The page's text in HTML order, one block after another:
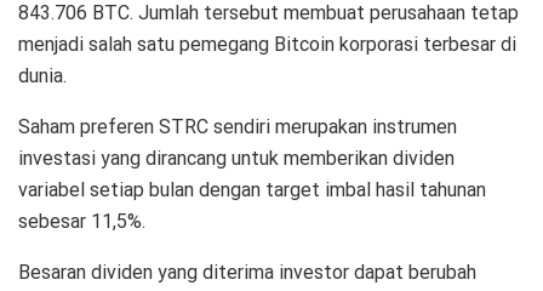
843.706 BTC. Jumlah tersebut membuat perusahaan tetap
menjadi salah satu pemegang Bitcoin korporasi terbesar di
dunia.
Saham preferen STRC sendiri merupakan instrumen
investasi yang dirancang untuk memberikan dividen
variabel setiap bulan dengan target imbal hasil tahunan
sebesar 11,5%.
Besaran dividen yang diterima investor dapat berubah